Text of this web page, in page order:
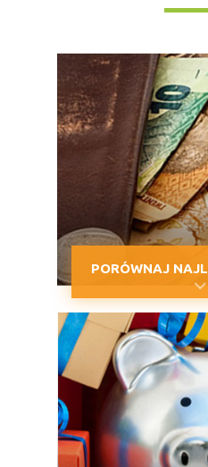
PORÓWNAJ